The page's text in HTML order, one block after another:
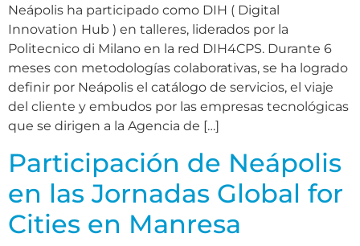
Neápolis ha participado como DIH ( Digital
Innovation Hub ) en talleres, liderados por la
Politecnico di Milano en la red DIH4CPS. Durante 6
meses con metodologías colaborativas, se ha logrado
definir por Neápolis el catálogo de servicios, el viaje
del cliente y embudos por las empresas tecnológicas
que se dirigen a la Agencia de […]
Participación de Neápolis
en las Jornadas Global for
Cities en Manresa